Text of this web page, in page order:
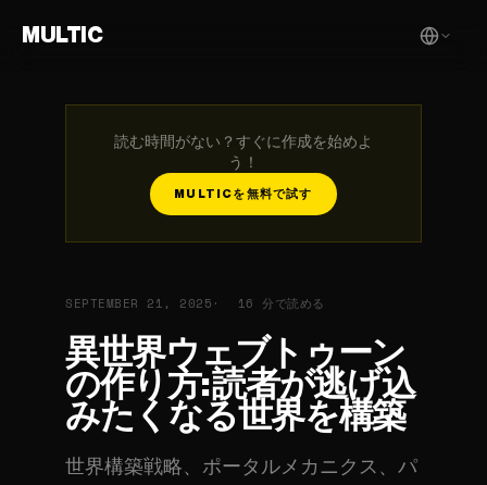
MULTIC
読む時間がない？すぐに作成を始めよ
う！
MULTICを無料で試す
SEPTEMBER 21, 2025 16 分で読める
異世界ウェブトゥーン
の作り方: 読者が逃げ込
みたくなる世界を構築
世界構築戦略、ポータルメカニクス、パ